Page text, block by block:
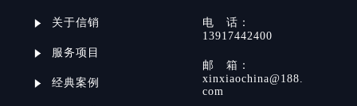
关于信销
服务项目
经典案例
电
话：
13917442400
邮
箱：
xinxiaochina@188.
com